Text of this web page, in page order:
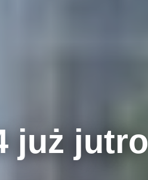
już jutro